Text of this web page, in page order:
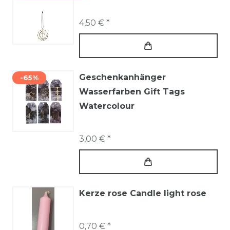
4,50 € *
-65%
Geschenkanhänger
Wasserfarben Gift Tags
Watercolour
3,00 € *
Kerze rose Candle light rose
0,70 € *